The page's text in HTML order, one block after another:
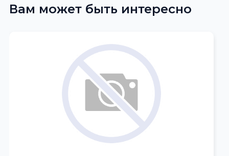
Вам может быть интересно